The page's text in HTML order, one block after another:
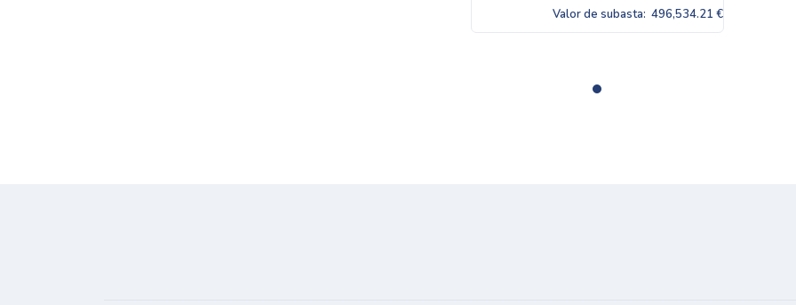
Valor de subasta: 496,534.21 €